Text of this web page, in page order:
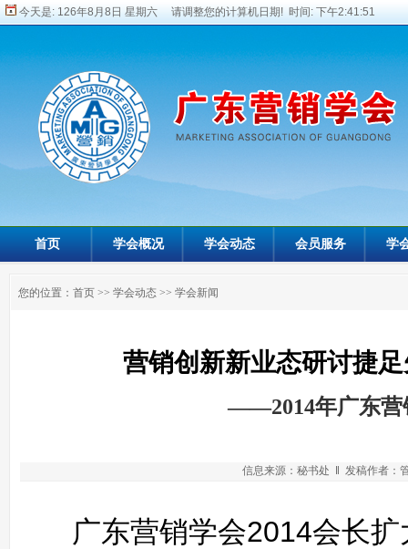
今天是: 126年8月8日 星期六 请调整您的计算机日期! 时间: 下午2:41:53
首页 学会概况 学会动态 会员服务 学
您的位置： 首页 >> 学会动态 >> 学会新闻
营销创新新业态研讨捷
——2014年广东营
信息来源：秘书处 ‖ 发稿作者
广东营销学会2014会长